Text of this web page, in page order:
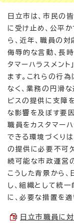
日立市は、市民の
に受け止め、公平
ら、近年、職員の
侮辱的な言動、長
タマーハラスメント
ます。これらの行
なく、業務の円滑
ビスの提供に支障
な影響を及ぼす要
職員をカスタマー
できる環境づくり
の提供に必要不可
続可能な市政運営
こうした背景から、
し、組織として統
に、必要な措置を適
日立市職員に